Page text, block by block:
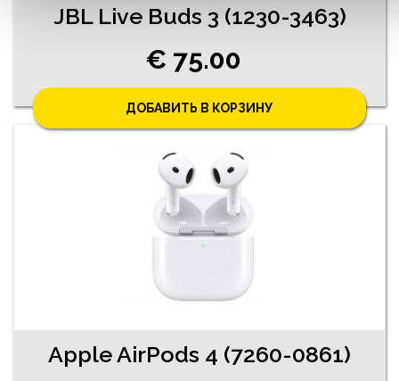
JBL Live Buds 3 (1230-3463)
€ 75.00
ДОБАВИТЬ В КОРЗИНУ
Apple AirPods 4 (7260-0861)